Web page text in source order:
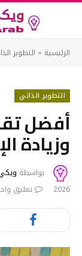
الرئيسية » التطوير
التطوير الذاتي
أفضل
وزيادة
بواسطة
2026
تعليق